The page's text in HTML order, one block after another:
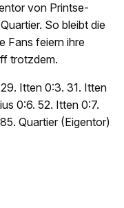
von Printse-
So bleibt die
Fans feiern ihre
trotzdem.
Itten 0:3. 31. Itten
0:6. 52. Itten 0:7.
Quartier (Eigentor)